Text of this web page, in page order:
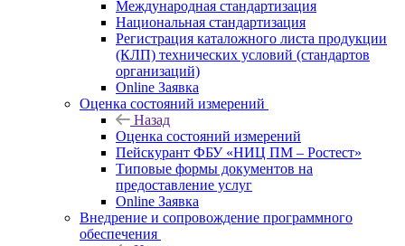
Международная стандартизация
Национальная стандартизация
Регистрация каталожного листа продукции
(КЛП) технических условий (стандартов
организаций)
Online Заявка
Оценка состояний измерений
Назад
Оценка состояний измерений
Пейскурант ФБУ «НИЦ ПМ – Ростест»
Типовые формы документов на
предоставление услуг
Online Заявка
Внедрение и сопровождение программного
обеспечения